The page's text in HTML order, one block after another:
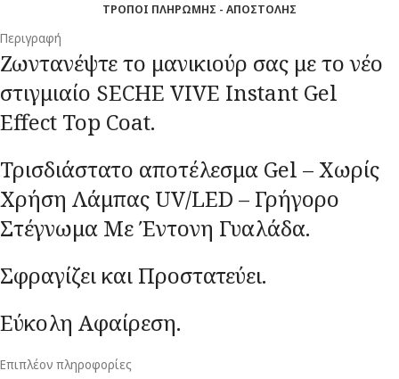
ΤΡΟΠΟΙ ΠΛΗΡΩΜΗΣ - ΑΠΟΣΤΟΛΗΣ
Περιγραφή
Ζωντανέψτε το μανικιούρ σας με το νέο
στιγμιαίο SECHE VIVE Instant Gel
Effect Top Coat.
Τρισδιάστατο αποτέλεσμα Gel – Χωρίς
Χρήση Λάμπας UV/LED – Γρήγορο
Στέγνωμα Με Έντονη Γυαλάδα.
Σφραγίζει και Προστατεύει.
Εύκολη Αφαίρεση.
Επιπλέον πληροφορίες